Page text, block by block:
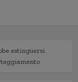
estinguersi